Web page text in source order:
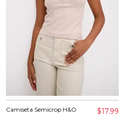
Camiseta Semicrop H&O $17.99